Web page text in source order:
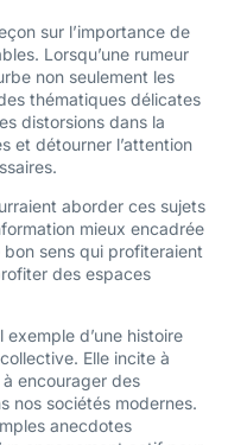
sur l’importance de
Lorsqu’une rumeur
non seulement les
thématiques délicates
distorsions dans la
et détourner l’attention
aborder ces sujets
mieux encadrée
sens qui profiteraient
des espaces
d’une histoire
Elle incite à
encourager des
nos sociétés modernes.
anecdotes